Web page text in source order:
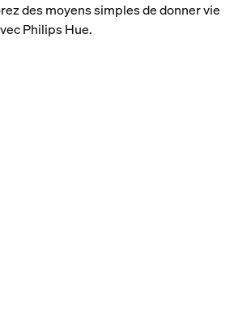
des moyens simples de donner vie
Philips Hue.